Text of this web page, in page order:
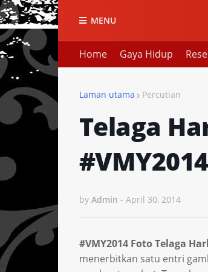
MENU
Home Gaya Hidup
Laman utama Percutian
Telaga
#VMY2014
by Admin - April 30, 2014
#VMY2014 Foto Telaga
menerbitkan satu entri